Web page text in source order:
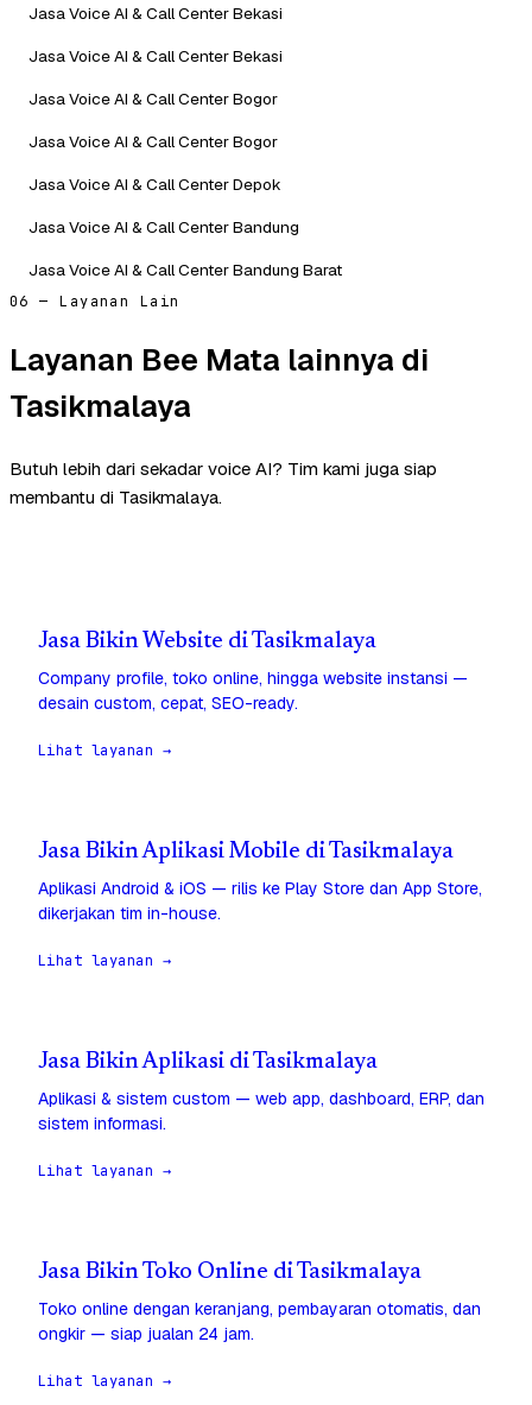
Jasa Voice AI & Call Center Bekasi
Jasa Voice AI & Call Center Bekasi
Jasa Voice AI & Call Center Bogor
Jasa Voice AI & Call Center Bogor
Jasa Voice AI & Call Center Depok
Jasa Voice AI & Call Center Bandung
Jasa Voice AI & Call Center Bandung Barat
06 — Layanan Lain
Layanan Bee Mata lainnya di
Tasikmalaya
Butuh lebih dari sekadar voice AI? Tim kami juga siap
membantu di Tasikmalaya.
Jasa Bikin Website di Tasikmalaya
Company profile, toko online, hingga website instansi —
desain custom, cepat, SEO-ready.
Lihat layanan →
Jasa Bikin Aplikasi Mobile di Tasikmalaya
Aplikasi Android & iOS — rilis ke Play Store dan App Store,
dikerjakan tim in-house.
Lihat layanan →
Jasa Bikin Aplikasi di Tasikmalaya
Aplikasi & sistem custom — web app, dashboard, ERP, dan
sistem informasi.
Lihat layanan →
Jasa Bikin Toko Online di Tasikmalaya
Toko online dengan keranjang, pembayaran otomatis, dan
ongkir — siap jualan 24 jam.
Lihat layanan →